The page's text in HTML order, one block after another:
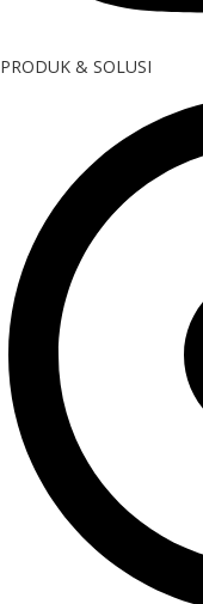
PRODUK & SOLUSI